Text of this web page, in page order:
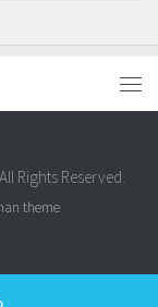
Rights Reserved.
theme